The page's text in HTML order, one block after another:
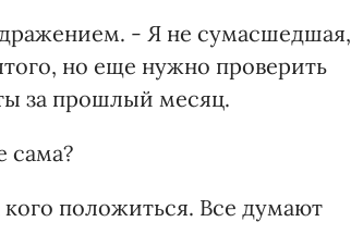
- Я не сумасшедшая,
но еще нужно проверить
за прошлый месяц.
сама?
положиться. Все думают